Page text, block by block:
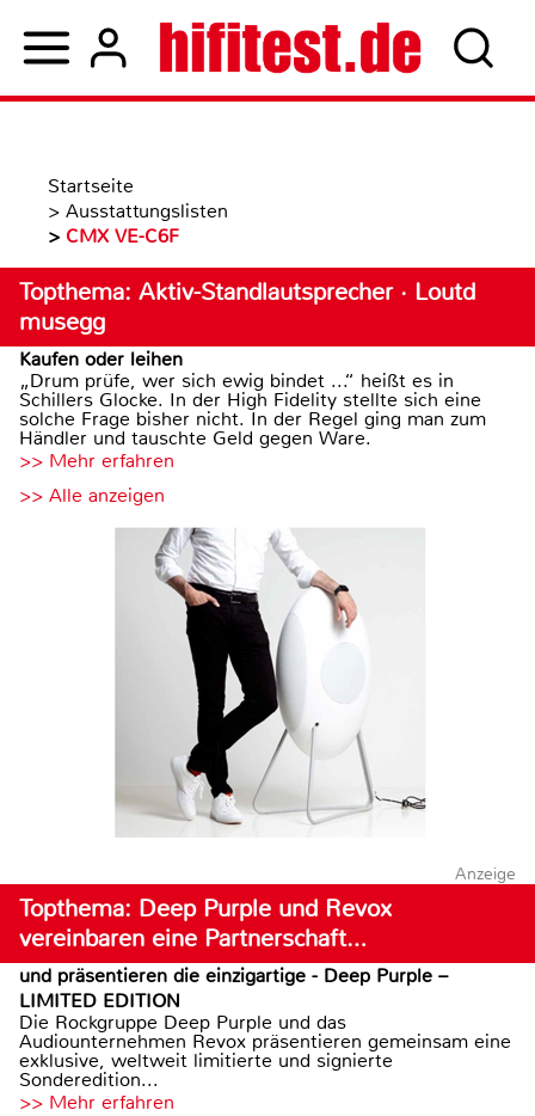
Startseite
> Ausstattungslisten
> CMX VE-C6F
Topthema: Aktiv-Standlautsprecher · Loutd
musegg
Kaufen oder leihen
„Drum prüfe, wer sich ewig bindet ...“ heißt es in
Schillers Glocke. In der High Fidelity stellte sich eine
solche Frage bisher nicht. In der Regel ging man zum
Händler und tauschte Geld gegen Ware.
>> Mehr erfahren
>> Alle anzeigen
Anzeige
Topthema: Deep Purple und Revox
vereinbaren eine Partnerschaft…
und präsentieren die einzigartige - Deep Purple –
LIMITED EDITION
Die Rockgruppe Deep Purple und das
Audiounternehmen Revox präsentieren gemeinsam eine
exklusive, weltweit limitierte und signierte
Sonderedition...
>> Mehr erfahren